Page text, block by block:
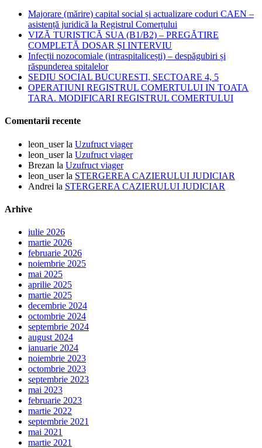
Majorare (mărire) capital social și actualizare coduri CAEN –
asistență juridică la Registrul Comerțului
VIZĂ TURISTICĂ SUA (B1/B2) – PREGĂTIRE
COMPLETĂ DOSAR ȘI INTERVIU
Infecții nozocomiale (intraspitalicești) – despăgubiri și
răspunderea spitalelor
SEDIU SOCIAL BUCURESTI, SECTOARE 4, 5
OPERATIUNI REGISTRUL COMERTULUI IN TOATA
TARA. MODIFICARI REGISTRUL COMERTULUI
Comentarii recente
leon_userla Uzufruct viager
leon_userla Uzufruct viager
Brezan la Uzufruct viager
leon_userla STERGEREA CAZIERULUI JUDICIAR
Andrei la STERGEREA CAZIERULUI JUDICIAR
Arhive
iulie 2026
martie 2026
februarie 2026
noiembrie 2025
mai 2025
aprilie 2025
martie 2025
decembrie 2024
octombrie 2024
septembrie 2024
august 2024
ianuarie 2024
noiembrie 2023
octombrie 2023
septembrie 2023
mai 2023
februarie 2023
martie 2022
septembrie 2021
mai 2021
martie 2021